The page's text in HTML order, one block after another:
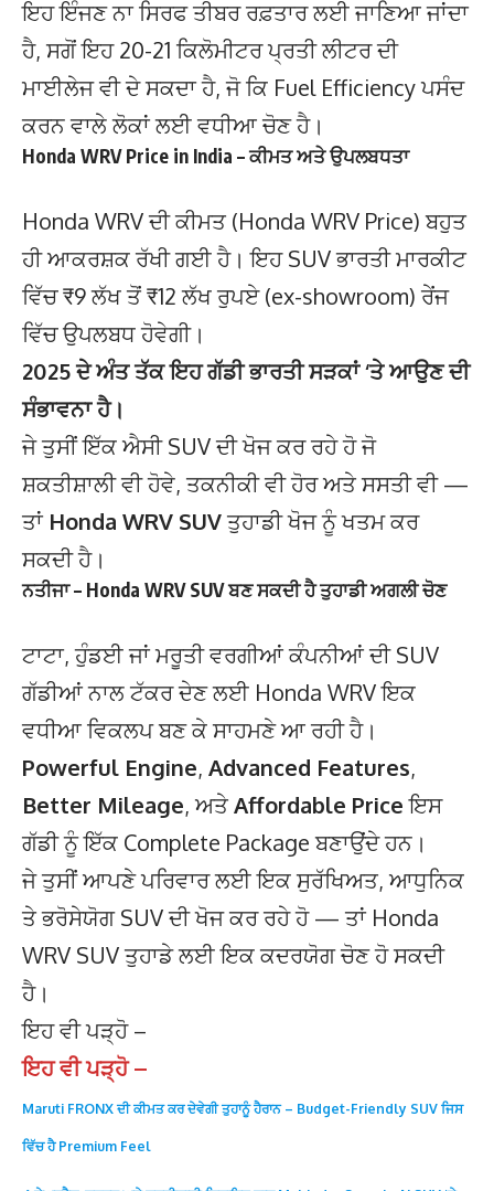
ਇਹ ਇੰਜਣ ਨਾ ਸਿਰਫ ਤੀਬਰ ਰਫ਼ਤਾਰ ਲਈ ਜਾਣਿਆ ਜਾਂਦਾ
ਹੈ, ਸਗੋਂ ਇਹ 20-21 ਕਿਲੋਮੀਟਰ ਪ੍ਰਤੀ ਲੀਟਰ ਦੀ
ਮਾਈਲੇਜ ਵੀ ਦੇ ਸਕਦਾ ਹੈ, ਜੋ ਕਿ Fuel Efficiency ਪਸੰਦ
ਕਰਨ ਵਾਲੇ ਲੋਕਾਂ ਲਈ ਵਧੀਆ ਚੋਣ ਹੈ।
Honda WRV Price in India – ਕੀਮਤ ਅਤੇ ਉਪਲਬਧਤਾ
Honda WRV ਦੀ ਕੀਮਤ (Honda WRV Price) ਬਹੁਤ
ਹੀ ਆਕਰਸ਼ਕ ਰੱਖੀ ਗਈ ਹੈ। ਇਹ SUV ਭਾਰਤੀ ਮਾਰਕੀਟ
ਵਿੱਚ ₹9 ਲੱਖ ਤੋਂ ₹12 ਲੱਖ ਰੁਪਏ (ex-showroom) ਰੇਂਜ
ਵਿੱਚ ਉਪਲਬਧ ਹੋਵੇਗੀ।
2025 ਦੇ ਅੰਤ ਤੱਕ ਇਹ ਗੱਡੀ ਭਾਰਤੀ ਸੜਕਾਂ ‘ਤੇ ਆਉਣ ਦੀ
ਸੰਭਾਵਨਾ ਹੈ।
ਜੇ ਤੁਸੀਂ ਇੱਕ ਐਸੀ SUV ਦੀ ਖੋਜ ਕਰ ਰਹੇ ਹੋ ਜੋ
ਸ਼ਕਤੀਸ਼ਾਲੀ ਵੀ ਹੋਵੇ, ਤਕਨੀਕੀ ਵੀ ਹੋਰ ਅਤੇ ਸਸਤੀ ਵੀ —
ਤਾਂ Honda WRV SUVਤੁਹਾਡੀ ਖੋਜ ਨੂੰ ਖਤਮ ਕਰ
ਸਕਦੀ ਹੈ।
ਨਤੀਜਾ – Honda WRV SUV ਬਣ ਸਕਦੀ ਹੈ ਤੁਹਾਡੀ ਅਗਲੀ ਚੋਣ
ਟਾਟਾ, ਹੁੰਡਈ ਜਾਂ ਮਰੂਤੀ ਵਰਗੀਆਂ ਕੰਪਨੀਆਂ ਦੀ SUV
ਗੱਡੀਆਂ ਨਾਲ ਟੱਕਰ ਦੇਣ ਲਈ Honda WRV ਇਕ
ਵਧੀਆ ਵਿਕਲਪ ਬਣ ਕੇ ਸਾਹਮਣੇ ਆ ਰਹੀ ਹੈ।
Powerful Engine, Advanced Features,
Better Mileage, ਅਤੇAffordable Priceਇਸ
ਗੱਡੀ ਨੂੰ ਇੱਕ Complete Package ਬਣਾਉਂਦੇ ਹਨ।
ਜੇ ਤੁਸੀਂ ਆਪਣੇ ਪਰਿਵਾਰ ਲਈ ਇਕ ਸੁਰੱਖਿਅਤ, ਆਧੁਨਿਕ
ਤੇ ਭਰੋਸੇਯੋਗ SUV ਦੀ ਖੋਜ ਕਰ ਰਹੇ ਹੋ — ਤਾਂ Honda
WRV SUV ਤੁਹਾਡੇ ਲਈ ਇਕ ਕਦਰਯੋਗ ਚੋਣ ਹੋ ਸਕਦੀ
ਹੈ।
ਇਹ ਵੀ ਪੜ੍ਹੋ –
ਇਹ ਵੀ ਪੜ੍ਹੋ –
Maruti FRONX ਦੀ ਕੀਮਤ ਕਰ ਦੇਵੇਗੀ ਤੁਹਾਨੂੰ ਹੈਰਾਨ – Budget-Friendly SUV ਜਿਸ
ਵਿੱਚ ਹੈ Premium Feel